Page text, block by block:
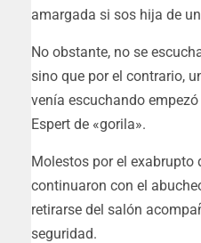
amargada si sos hija de
No obstante, no se
sino que por el contrario,
venía escuchando
Espert de «gorila».
Molestos por el exabrupto
continuaron con el
retirarse del salón
seguridad.